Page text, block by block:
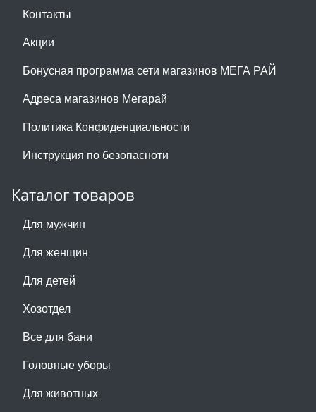
Контакты
Акции
Бонусная программа сети магазинов МЕГА РАЙ
Адреса магазинов Мегарай
Политика Конфиденциальности
Инструкция по безопасноти
Каталог товаров
Для мужчин
Для женщин
Для детей
Хозотдел
Все для бани
Головные уборы
Для животных